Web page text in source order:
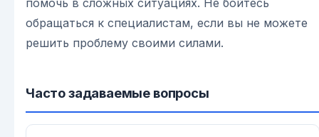
обращаться к специалистам, если вы не можете
решить проблему своими силами.
Часто задаваемые вопросы